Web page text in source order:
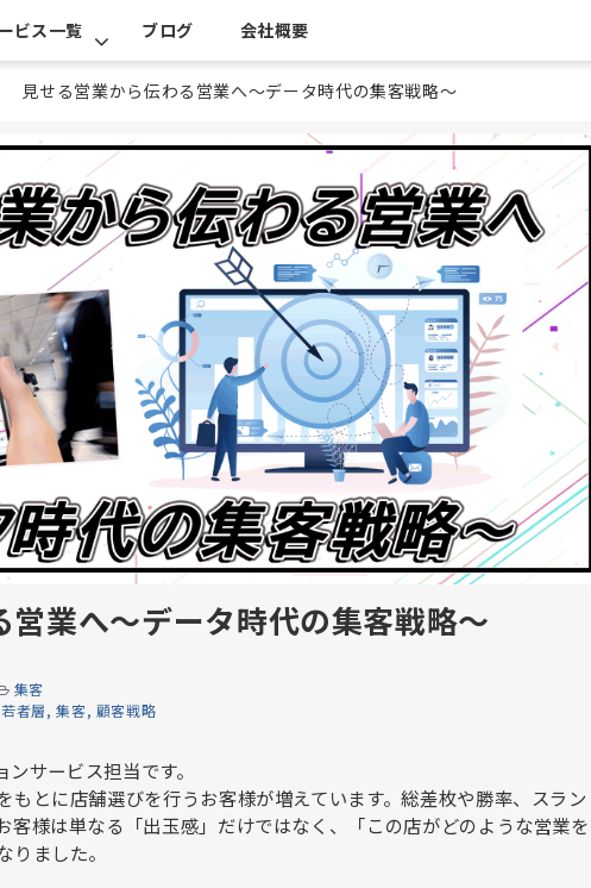
ビス一覧 ブログ 会社概要
見せる営業から伝わる営業へ～データ時代の集客戦略～
営業へ～データ時代の集客戦略～
集客
若者層 集客 顧客戦略
サービス担当です。
もとに店舗選びを行うお客様が増えています。総差枚や勝率、スラン
客様は単なる「出玉感」だけではなく、「この店がどのような営業を
ました。